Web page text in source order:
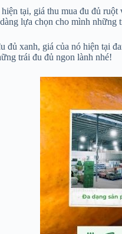
tại, giá thu mua đu đủ
lựa chọn cho mình những
đủ xanh, giá của nó hiện tại
trái đu đủ ngon lành nhé!